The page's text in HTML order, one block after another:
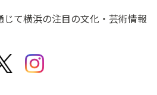
じて横浜の注目の文化・芸術情報